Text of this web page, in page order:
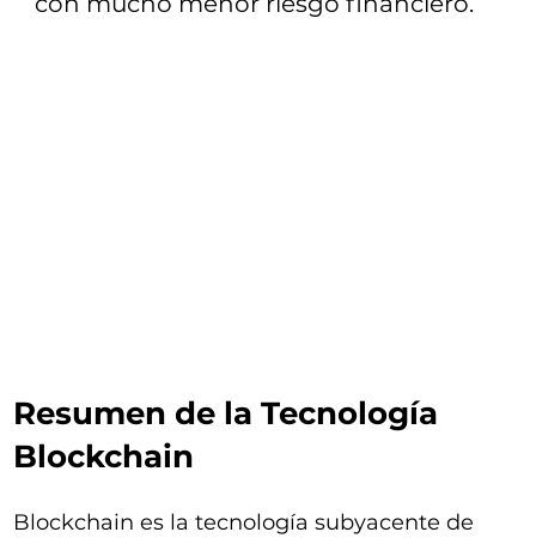
Resumen de la Tecnología
Blockchain
Blockchain es la tecnología subyacente de